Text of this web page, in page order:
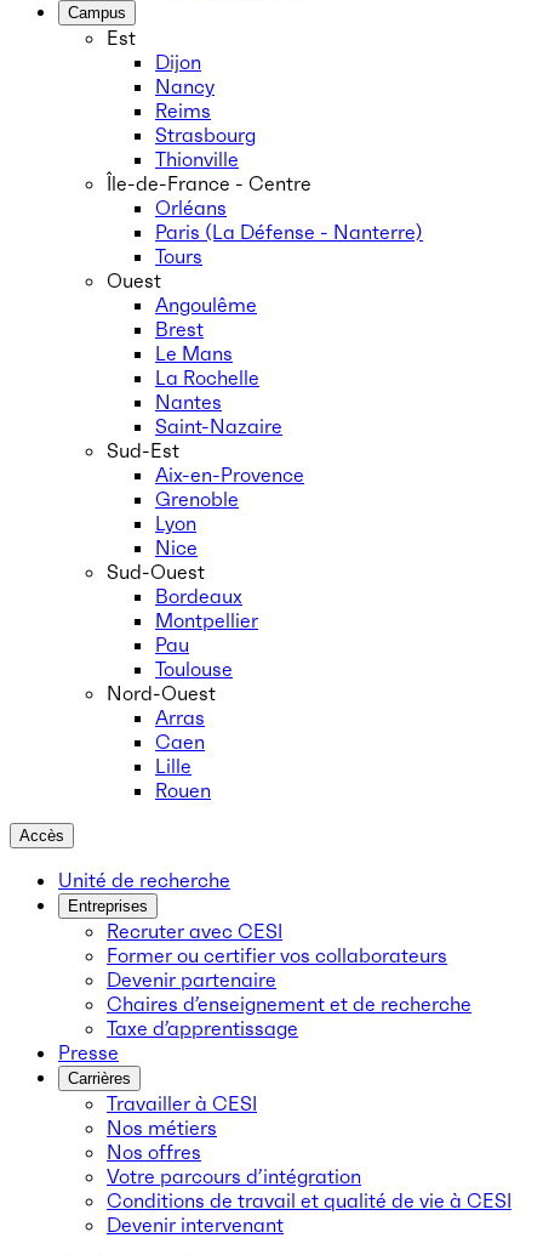
Campus
Est
Dijon
Nancy
Reims
Strasbourg
Thionville
Île-de-France - Centre
Orléans
Paris (La Défense - Nanterre)
Tours
Ouest
Angoulême
Brest
Le Mans
La Rochelle
Nantes
Saint-Nazaire
Sud-Est
Aix-en-Provence
Grenoble
Lyon
Nice
Sud-Ouest
Bordeaux
Montpellier
Pau
Toulouse
Nord-Ouest
Arras
Caen
Lille
Rouen
Accès
Unité de recherche
Entreprises
Recruter avec CESI
Former ou certifier vos collaborateurs
Devenir partenaire
Chaires d’enseignement et de recherche
Taxe d’apprentissage
Presse
Carrières
Travailler à CESI
Nos métiers
Nos offres
Votre parcours d’intégration
Conditions de travail et qualité de vie à CESI
Devenir intervenant